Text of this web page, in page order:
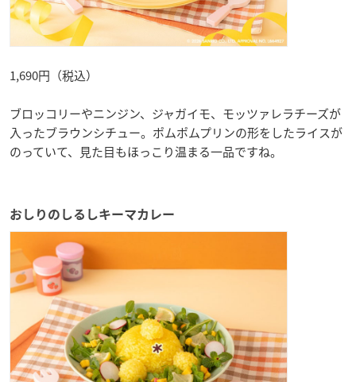
1,690円（税込）
ブロッコリーやニンジン、ジャガイモ、モッツァレラチーズが
入ったブラウンシチュー。ポムポムプリンの形をしたライスが
のっていて、見た目もほっこり温まる一品ですね。
おしりのしるしキーマカレー